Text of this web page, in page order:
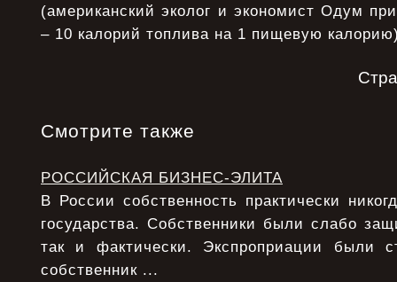
(американский эколог и экономист Одум
– 10 калорий топлива на 1 пищевую
Смотрите также
РОССИЙСКАЯ БИЗНЕС-ЭЛИТА
В России собственность практически
государства. Собственники были слабо
так и фактически. Экспроприации были
собственник ...